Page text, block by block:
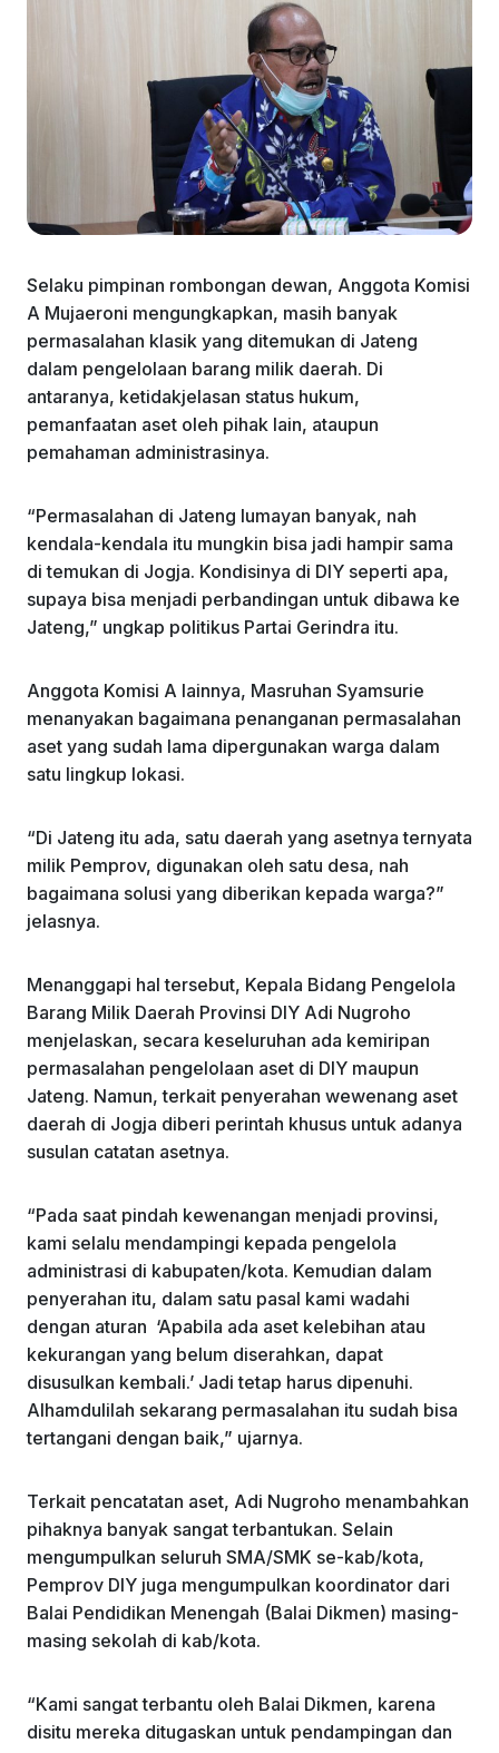
Selaku pimpinan rombongan dewan, Anggota Komisi
A Mujaeroni mengungkapkan, masih banyak
permasalahan klasik yang ditemukan di Jateng
dalam pengelolaan barang milik daerah. Di
antaranya, ketidakjelasan status hukum,
pemanfaatan aset oleh pihak lain, ataupun
pemahaman administrasinya.
“Permasalahan di Jateng lumayan banyak, nah
kendala-kendala itu mungkin bisa jadi hampir sama
di temukan di Jogja. Kondisinya di DIY seperti apa,
supaya bisa menjadi perbandingan untuk dibawa ke
Jateng,” ungkap politikus Partai Gerindra itu.
Anggota Komisi A lainnya, Masruhan Syamsurie
menanyakan bagaimana penanganan permasalahan
aset yang sudah lama dipergunakan warga dalam
satu lingkup lokasi.
“Di Jateng itu ada, satu daerah yang asetnya ternyata
milik Pemprov, digunakan oleh satu desa, nah
bagaimana solusi yang diberikan kepada warga?”
jelasnya.
Menanggapi hal tersebut, Kepala Bidang Pengelola
Barang Milik Daerah Provinsi DIY Adi Nugroho
menjelaskan, secara keseluruhan ada kemiripan
permasalahan pengelolaan aset di DIY maupun
Jateng. Namun, terkait penyerahan wewenang aset
daerah di Jogja diberi perintah khusus untuk adanya
susulan catatan asetnya.
“Pada saat pindah kewenangan menjadi provinsi,
kami selalu mendampingi kepada pengelola
administrasi di kabupaten/kota. Kemudian dalam
penyerahan itu, dalam satu pasal kami wadahi
dengan aturan ‘Apabila ada aset kelebihan atau
kekurangan yang belum diserahkan, dapat
disusulkan kembali.’ Jadi tetap harus dipenuhi.
Alhamdulilah sekarang permasalahan itu sudah bisa
tertangani dengan baik,” ujarnya.
Terkait pencatatan aset, Adi Nugroho menambahkan
pihaknya banyak sangat terbantukan. Selain
mengumpulkan seluruh SMA/SMK se-kab/kota,
Pemprov DIY juga mengumpulkan koordinator dari
Balai Pendidikan Menengah (Balai Dikmen) masing-
masing sekolah di kab/kota.
“Kami sangat terbantu oleh Balai Dikmen, karena
disitu mereka ditugaskan untuk pendampingan dan